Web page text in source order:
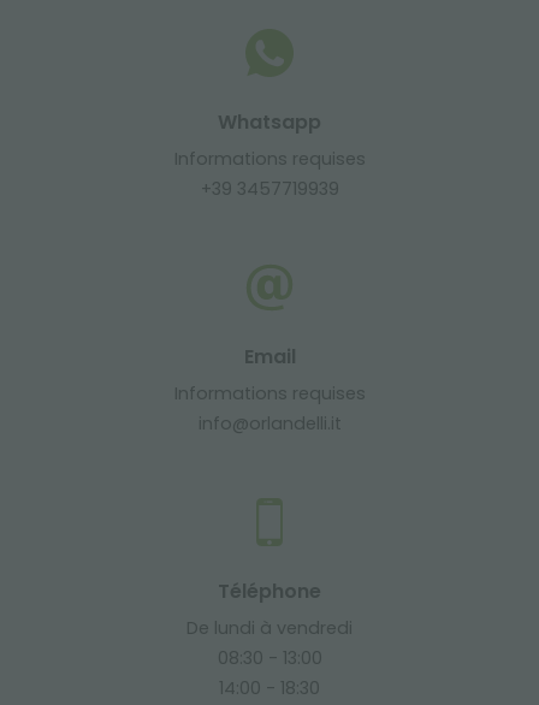
Whatsapp
Informations requises
+39 3457719939
Email
Informations requises
info@orlandelli.it
Téléphone
De lundi à vendredi
08:30 - 13:00
14:00 - 18:30